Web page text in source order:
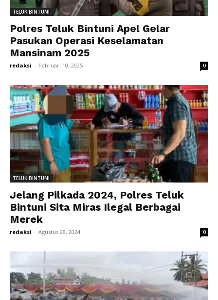
TELUK BINTUNI
Polres Teluk Bintuni Apel Gelar
Pasukan Operasi Keselamatan
Mansinam 2025
redaksi - Februari 10, 2025 0
TELUK BINTUNI
Jelang Pilkada 2024, Polres Teluk
Bintuni Sita Miras Ilegal Berbagai
Merek
redaksi - Agustus 28, 2024 0